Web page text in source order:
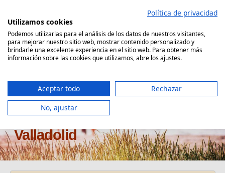
contenido
Comparador Seguro Decesos
Oficinas seguros Ocaso en
Valladolid
Política de privacidad
Utilizamos cookies
Podemos utilizarlas para el análisis de los datos de nuestros visitantes,
para mejorar nuestro sitio web, mostrar contenido personalizado y
brindarle una excelente experiencia en el sitio web. Para obtener más
información sobre las cookies que utilizamos, abre los ajustes.
Aceptar todo
Rechazar
No, ajustar